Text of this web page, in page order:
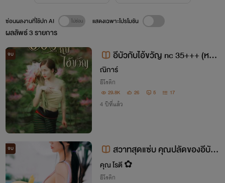
ผลลัพธ์3รายการ
ซ่อนผลงานที่ใช้ปก AI แสดงเฉพาะโปรโมชัน
จบ
อีบัวกับไอ้ขวัญ nc 35+++ (หยา
บ ดิบ ถ่อย เลว)
ณิการ์
อีโรติก
29.8K 26 5 17
4 ปีที่แล้ว
จบ
สวาทสุดแซ่บ คุณปลัดของอีบัว
🪷ฟรีทั้งเรื่อง
คุณ โรตี ✿
อีโรติก